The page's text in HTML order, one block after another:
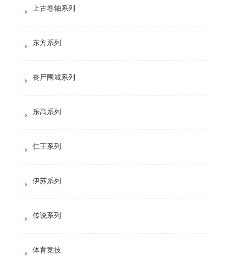
上古卷轴系列
东方系列
丧尸围城系列
乐高系列
仁王系列
伊苏系列
传说系列
体育竞技